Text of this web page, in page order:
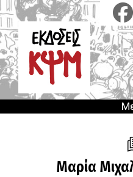
Παράκαμψη
προς
το
κυρίως
περιεχόμενο
Μαρία